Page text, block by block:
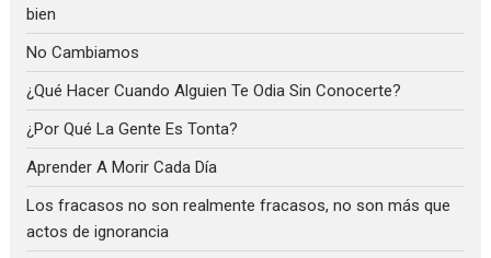
bien
No Cambiamos
¿Qué Hacer Cuando Alguien Te Odia Sin Conocerte?
¿Por Qué La Gente Es Tonta?
Aprender A Morir Cada Día
Los fracasos no son realmente fracasos, no son más que
actos de ignorancia